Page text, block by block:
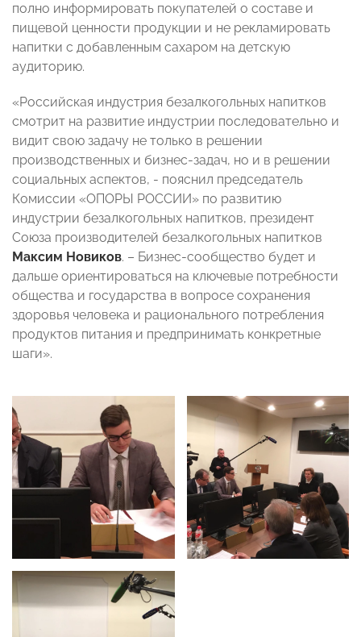
полно информировать покупателей о составе и
пищевой ценности продукции и не рекламировать
напитки с добавленным сахаром на детскую
аудиторию.
«Российская индустрия безалкогольных напитков
смотрит на развитие индустрии последовательно и
видит свою задачу не только в решении
производственных и бизнес-задач, но и в решении
социальных аспектов, - пояснил председатель
Комиссии «ОПОРЫ РОССИИ» по развитию
индустрии безалкогольных напитков, президент
Союза производителей безалкогольных напитков
Максим Новиков. – Бизнес-сообщество будет и
дальше ориентироваться на ключевые потребности
общества и государства в вопросе сохранения
здоровья человека и рационального потребления
продуктов питания и предпринимать конкретные
шаги».